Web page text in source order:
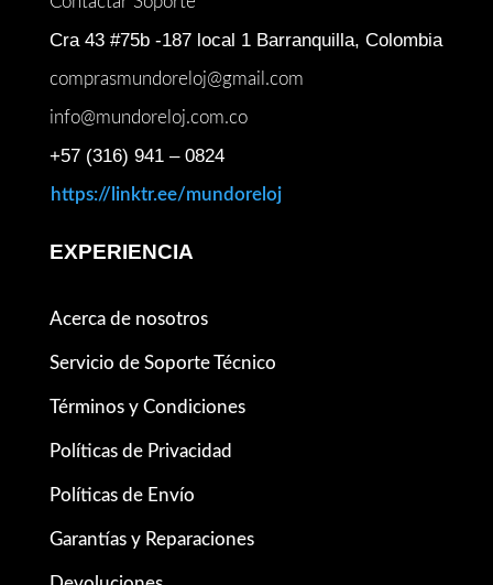
Cra 43 #75b -187 local 1 Barranquilla, Colombia
comprasmundoreloj@gmail.com
info@mundoreloj.com.co
+57 (316) 941 – 0824
https://linktr.ee/mundoreloj
EXPERIENCIA
Acerca de nosotros
Servicio de Soporte Técnico
Términos y Condiciones
Políticas de Privacidad
Políticas de Envío
Garantías y Reparaciones